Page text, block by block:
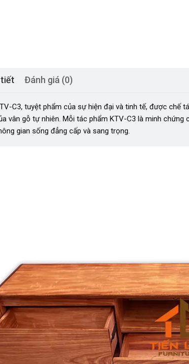
Đánh giá (0)
C3, tuyệt phẩm của sự hiện đại và tinh tế, được
vân gỗ tự nhiên. Mỗi tác phẩm KTV-C3 là minh
gian sống đẳng cấp và sang trọng.